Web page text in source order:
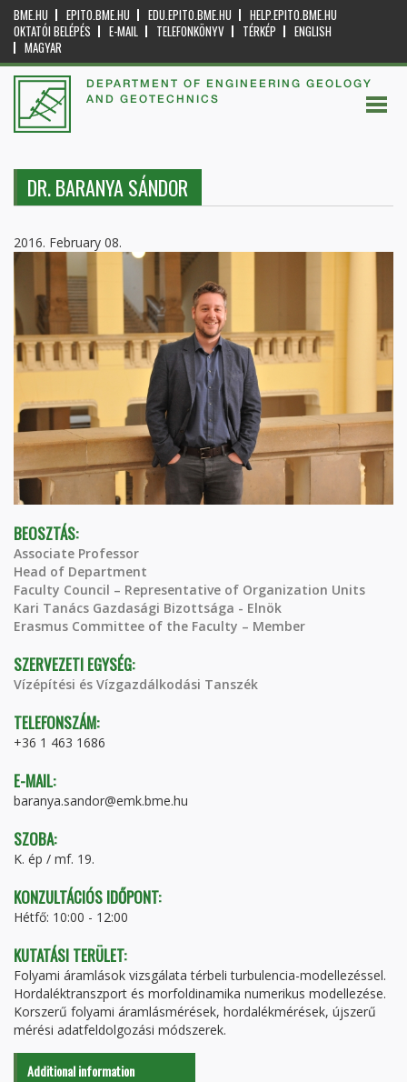
BME.HU EPITO.BME.HU EDU.EPITO.BME.HU
HELP.EPITO.BME.HU
OKTATÓI BELÉPÉS
E-MAIL TELEFONKÖNYV TÉRKÉP
ENGLISH
MAGYAR
DEPARTMENT OF ENGINEERING GEOLOGY
AND GEOTECHNICS
DR. BARANYA SÁNDOR
2016. February 08.
BEOSZTÁS:
Associate Professor
Head of Department
Faculty Council – Representative of Organization Units
Kari Tanács Gazdasági Bizottsága - Elnök
Erasmus Committee of the Faculty – Member
SZERVEZETI EGYSÉG:
Vízépítési és Vízgazdálkodási Tanszék
TELEFONSZÁM:
+36 1 463 1686
E-MAIL:
baranya.sandor@emk.bme.hu
SZOBA:
K. ép / mf. 19.
KONZULTÁCIÓS IDŐPONT:
Hétfő: 10:00 - 12:00
KUTATÁSI TERÜLET:
Folyami áramlások vizsgálata térbeli turbulencia-modellezéssel.
Hordaléktranszport és morfoldinamika numerikus modellezése.
Korszerű folyami áramlásmérések, hordalékmérések, újszerű
mérési adatfeldolgozási módszerek.
Additional information